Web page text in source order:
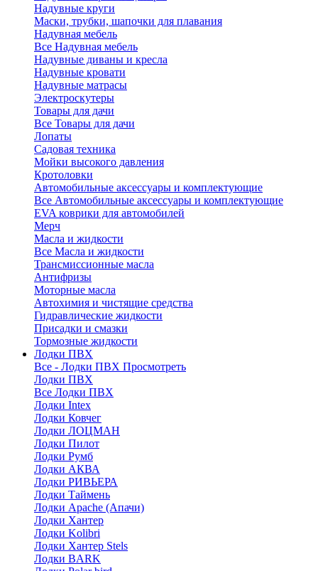
Надувные круги
Маски, трубки, шапочки для плавания
Надувная мебель
Все Надувная мебель
Надувные диваны и кресла
Надувные кровати
Надувные матрасы
Электроскутеры
Товары для дачи
Все Товары для дачи
Лопаты
Садовая техника
Мойки высокого давления
Кротоловки
Автомобильные аксессуары и комплектующие
Все Автомобильные аксессуары и комплектующие
EVA коврики для автомобилей
Мерч
Масла и жидкости
Все Масла и жидкости
Трансмиссионные масла
Антифризы
Моторные масла
Автохимия и чистящие средства
Гидравлические жидкости
Присадки и смазки
Тормозные жидкости
Лодки ПВХ
Все - Лодки ПВХ Просмотреть
Лодки ПВХ
Все Лодки ПВХ
Лодки Intex
Лодки Ковчег
Лодки ЛОЦМАН
Лодки Пилот
Лодки Румб
Лодки АКВА
Лодки РИВЬЕРА
Лодки Таймень
Лодки Apache (Апачи)
Лодки Хантер
Лодки Kolibri
Лодки Хантер Stels
Лодки BARK